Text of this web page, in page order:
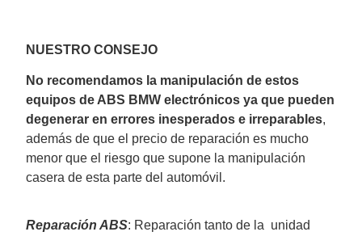
NUESTRO CONSEJO
No recomendamos la manipulación de estos
equipos de ABS BMW electrónicos ya que pueden
degenerar en errores inesperados e irreparables,
además de que el precio de reparación es mucho
menor que el riesgo que supone la manipulación
casera de esta parte del automóvil.
Reparación ABS: Reparación tanto de la unidad